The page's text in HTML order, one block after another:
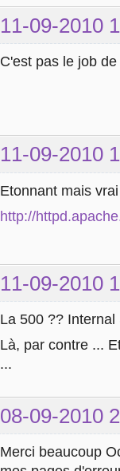
}
?>
11-09-2010
C'est pas le job
11-09-2010
Etonnant mais
http://
11-09-2010
La 500 ??
Là, par contre ...
...
08-09-2010
Merci beaucoup